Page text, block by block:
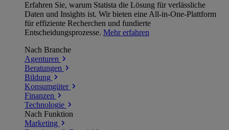
Erfahren Sie, warum Statista die Lösung für verlässliche
Daten und Insights ist. Wir bieten eine All-in-One-Plattform
für effiziente Recherchen und fundierte
Entscheidungsprozesse. Mehr erfahren
Nach Branche
Agenturen
Beratungen
Bildung
Konsumgüter
Finanzen
Technologie
Nach Funktion
Marketing